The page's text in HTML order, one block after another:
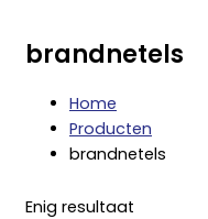
brandnetels
Home
Producten
brandnetels
Enig resultaat